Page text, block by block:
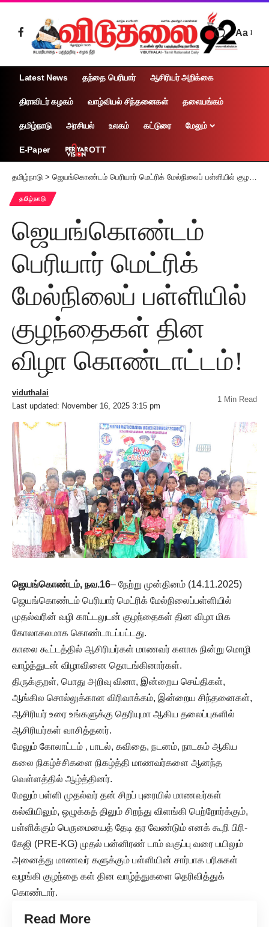
Aa
Latest News தந்தை பெரியார் ஆசிரியர் அறிக்கை
திராவிடர் கழகம் வாழ்வியல் சிந்தனைகள் தலையங்கம்
தமிழ்நாடு அரசியல் உலகம் கட்டுரை மேலும்
E-Paper OTT
தமிழ்நாடு > ஜெயங்கொண்டம் பெரியார் மெட்ரிக் மேல்நிலைப் பள்ளியில் குழந்தைகள் தின விழா கொண்டாட்டம்!
தமிழ்நாடு
ஜெயங்கொண்டம்
பெரியார் மெட்ரிக்
மேல்நிலைப் பள்ளியில்
குழந்தைகள் தின
விழா கொண்டாட்டம்!
Last updated: November 16, 2025 3:15 pm
viduthalai
1 Min Read
ஜெயங்கொண்டம், நவ.16– நேற்று முன்தினம் (14.11.2025)
ஜெயங்கொண்டம் பெரியார் மெட்ரிக் மேல்நிலைப்பள்ளியில்
முதல்வரின் வழி காட்டலுடன் குழந்தைகள் தின விழா மிக
கோலாகலமாக கொண்டாடப்பட்டது.
காலை கூட்டத்தில் ஆசிரியர்கள் மாணவர் களாக நின்று மொழி
வாழ்த்துடன் விழாவினை தொடங்கினார்கள்.
திருக்குறள், பொது அறிவு வினா, இன்றைய செய்திகள்,
ஆங்கில சொல்லுக்கான விரிவாக்கம், இன்றைய சிந்தனைகள்,
ஆசிரியர் உரை உங்களுக்கு தெரியுமா ஆகிய தலைப்புகளில்
ஆசிரியர்கள் வாசித்தனர்.
மேலும் கோலாட்டம் , பாடல், கவிதை, நடனம், நாடகம் ஆகிய
கலை நிகழ்ச்சிகளை நிகழ்த்தி மாணவர்களை ஆனந்த
வெள்ளத்தில் ஆழ்த்தினர்.
மேலும் பள்ளி முதல்வர் தன் சிறப் புரையில் மாணவர்கள்
கல்வியிலும், ஒழுக்கத் திலும் சிறந்து விளங்கி பெற்றோர்க்கும்,
பள்ளிக்கும் பெருமையைத் தேடி தர வேண்டும் எனக் கூறி பிரி-
கேஜி (PRE-KG) முதல் பன்னிரண் டாம் வகுப்பு வரை பயிலும்
அனைத்து மாணவர் களுக்கும் பள்ளியின் சார்பாக பரிசுகள்
வழங்கி குழந்தை கள் தின வாழ்த்துகளை தெரிவித்துக்
கொண்டார்.
Read More